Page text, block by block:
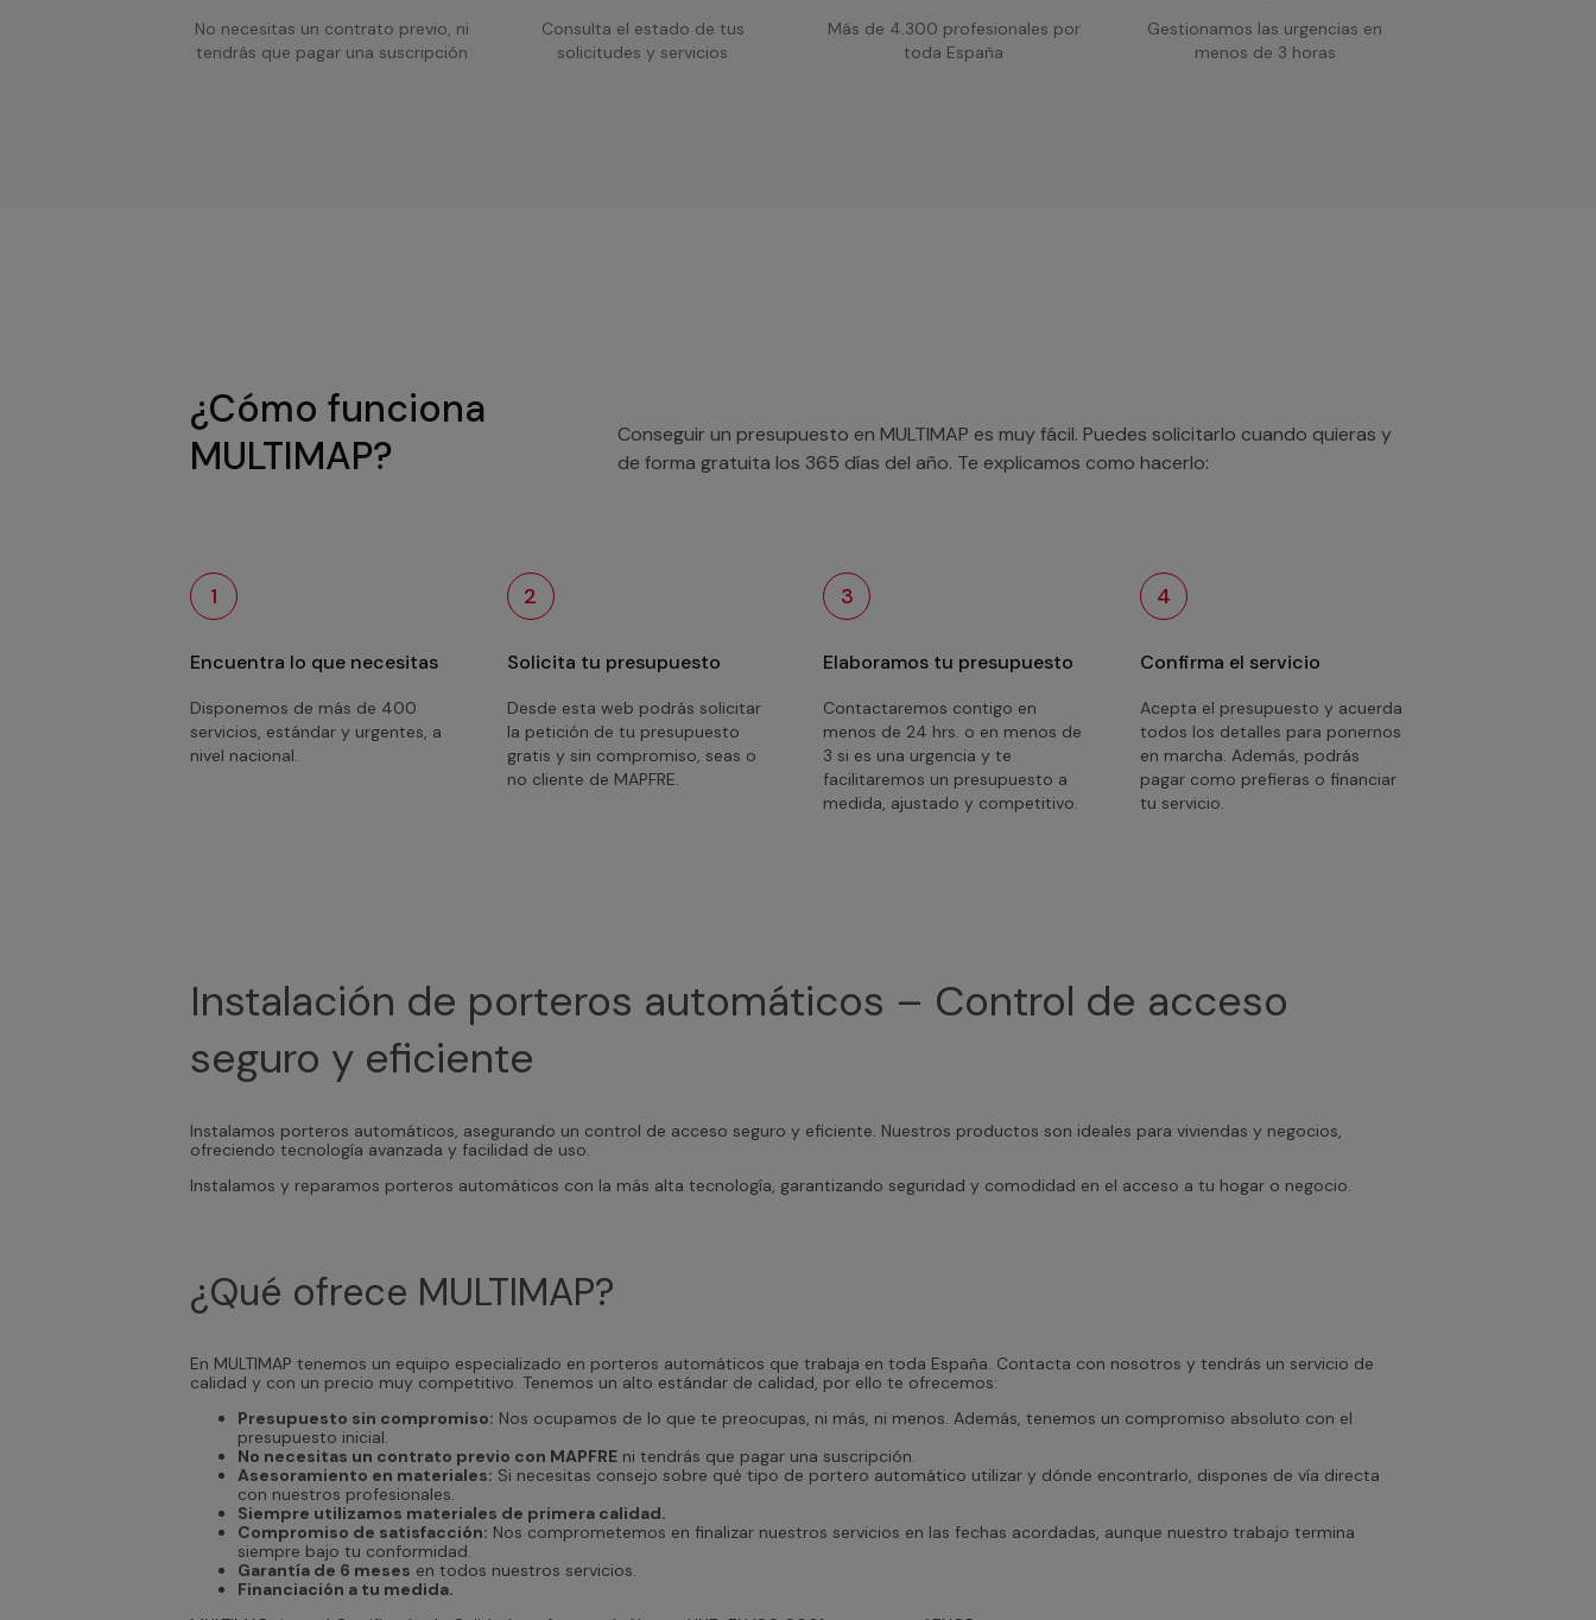
No necesitas un contrato previo, ni
tendrás que pagar una suscripción
Consulta el estado de tus
solicitudes y servicios
Más de 4.300 profesionales por
toda España
Gestionamos las urgencias en
menos de 3 horas
¿Cómo funciona
MULTIMAP?
Conseguir un presupuesto en MULTIMAP es muy fácil. Puedes solicitarlo cuando quieras y
de forma gratuita los 365 días del año. Te explicamos como hacerlo:
1
Encuentra lo que necesitas
Disponemos de más de 400
servicios, estándar y urgentes, a
nivel nacional.
2
Solicita tu presupuesto
Desde esta web podrás solicitar
la petición de tu presupuesto
gratis y sin compromiso, seas o
no cliente de MAPFRE.
3
Elaboramos tu presupuesto
Contactaremos contigo en
menos de 24 hrs. o en menos de
3 si es una urgencia y te
facilitaremos un presupuesto a
medida, ajustado y competitivo.
4
Confirma el servicio
Acepta el presupuesto y acuerda
todos los detalles para ponernos
en marcha. Además, podrás
pagar como prefieras o financiar
tu servicio.
Instalación de porteros automáticos – Control de acceso
seguro y eficiente
Instalamos porteros automáticos, asegurando un control de acceso seguro y eficiente. Nuestros productos son ideales para viviendas y negocios,
ofreciendo tecnología avanzada y facilidad de uso.
Instalamos y reparamos porteros automáticos con la más alta tecnología, garantizando seguridad y comodidad en el acceso a tu hogar o negocio.
¿Qué ofrece MULTIMAP?
En MULTIMAP tenemos un equipo especializado en porteros automáticos que trabaja en toda España. Contacta con nosotros y tendrás un servicio de
calidad y con un precio muy competitivo. Tenemos un alto estándar de calidad, por ello te ofrecemos:
Presupuesto sin compromiso: Nos ocupamos de lo que te preocupas, ni más, ni menos. Además, tenemos un compromiso absoluto con el
presupuesto inicial.
No necesitas un contrato previo con MAPFRE ni tendrás que pagar una suscripción.
Asesoramiento en materiales: Si necesitas consejo sobre qué tipo de portero automático utilizar y dónde encontrarlo, dispones de vía directa
con nuestros profesionales.
Siempre utilizamos materiales de primera calidad.
Compromiso de satisfacción: Nos comprometemos en finalizar nuestros servicios en las fechas acordadas, aunque nuestro trabajo termina
siempre bajo tu conformidad.
Garantía de 6 meses en todos nuestros servicios.
Financiación a tu medida.